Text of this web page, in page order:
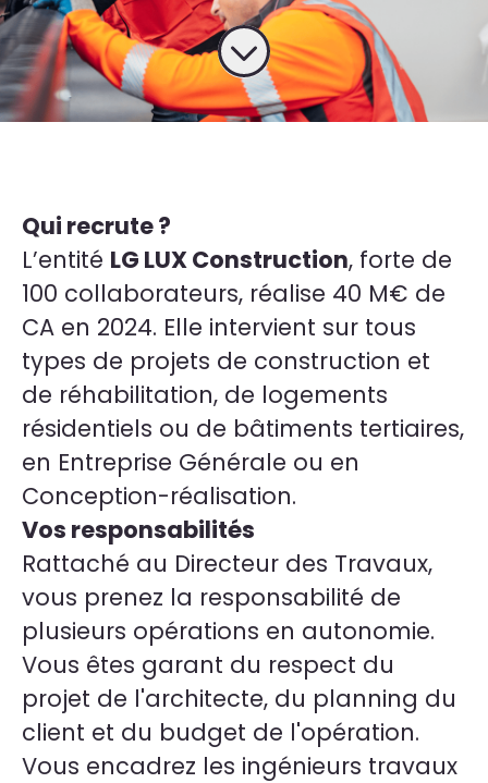
Qui recrute ?
L’entité LG LUX Construction, forte de
100 collaborateurs, réalise 40 M€ de
CA en 2024. Elle intervient sur tous
types de projets de construction et
de réhabilitation, de logements
résidentiels ou de bâtiments tertiaires,
en Entreprise Générale ou en
Conception-réalisation.
Vos responsabilités
Rattaché au Directeur des Travaux,
vous prenez la responsabilité de
plusieurs opérations en autonomie.
Vous êtes garant du respect du
projet de l'architecte, du planning du
client et du budget de l'opération.
Vous encadrez les ingénieurs travaux